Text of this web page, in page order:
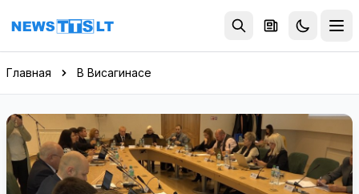
Перейти к содержимому
Главная В Висагинасе